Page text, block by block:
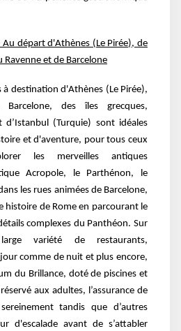
Au départ d'Athènes (Le Pirée), de
Ravenne et de Barcelone
à destination d'Athènes (Le Pirée),
Barcelone, desîles grecques,
d’Istanbul (Turquie) sont idéales
et d'aventure, pour tous ceux
les merveilles antiques
Acropole, le Parthénon, le
les rues animées de Barcelone,
histoire de Rome en parcourant le
complexes du Panthéon. Sur
variété de restaurants,
comme de nuit et plus encore,
du Brillance, doté de piscines et
aux adultes, l’assurance de
sereinement tandis que d’autres
d'escalade avant de s’attabler